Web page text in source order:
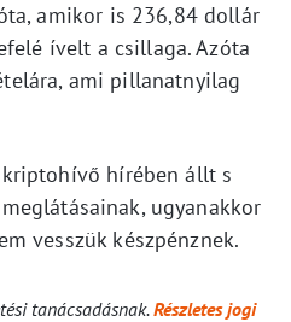
amikor is 236,84 dollár
ívelt a csillaga. Azóta
ami pillanatnyilag
hírében állt s
meglátásainak, ugyanakkor
vesszük készpénznek.
tanácsadásnak.Részletes jogi